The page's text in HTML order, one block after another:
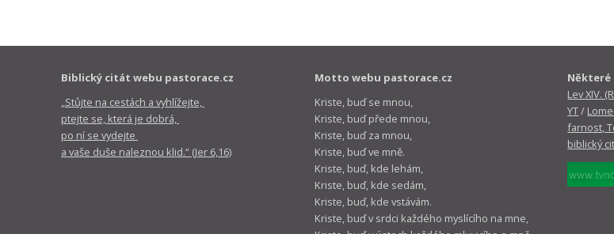
Biblický citát webu pastorace.cz
„Stůjte na cestách a vyhlížejte,
ptejte se, která je dobrá,
po ní se vydejte
a vaše duše naleznou klid.“ (Jer 6,16)
Motto webu pastorace.cz
Kriste, buď se mnou,
Kriste, buď přede mnou,
Kriste, buď za mnou,
Kriste, buď ve mně.
Kriste, buď, kde lehám,
Kriste, buď, kde sedám,
Kriste, buď, kde vstávám.
Kriste, buď v srdci každého myslícího na mne,
Některé
Lev XIV.
YT/
farnost,
biblický